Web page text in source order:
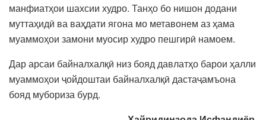
манфиатҳои шахсии худро. Танҳо бо нишон додани
муттаҳидӣ ва ваҳдати ягона мо метавонем аз ҳама
муаммоҳои замони муосир худро пешгирӣ намоем.
Дар арсаи байналхалқӣ низ бояд давлатҳо барои ҳалли
муаммоҳои ҷойдоштаи байналхалқӣ дастаҷамъона
бояд мубориза бурд.